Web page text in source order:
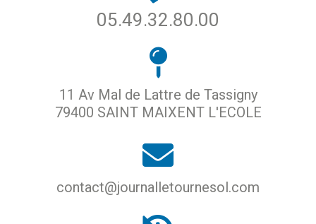
05.49.32.80.00
11 Av Mal de Lattre de Tassigny
79400 SAINT MAIXENT L'ECOLE
contact@journalletournesol.com